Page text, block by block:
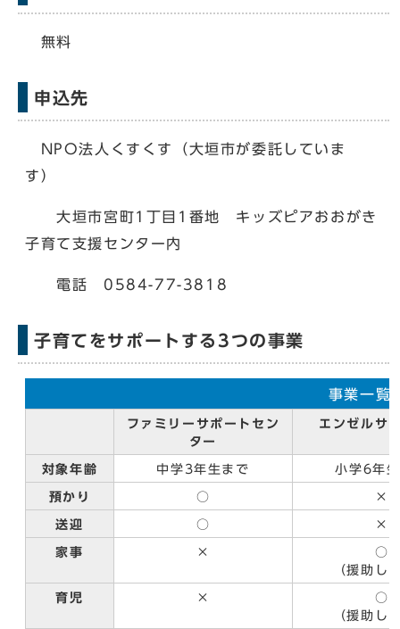
無料
申込先
NPO法人くすくす（大垣市が委託していま
す）
大垣市宮町1丁目1番地 キッズピアおおがき
子育て支援センター内
電話 0584-77-3818
子育てをサポートする3つの事業
事業一覧
ファミリーサポートセン
ター
エンゼルサ
対象年齢 中学3年生まで 小学6年
預かり ○ ×
送迎 ○ ×
家事 ×
○
（援助し
育児 ×
○
（援助し